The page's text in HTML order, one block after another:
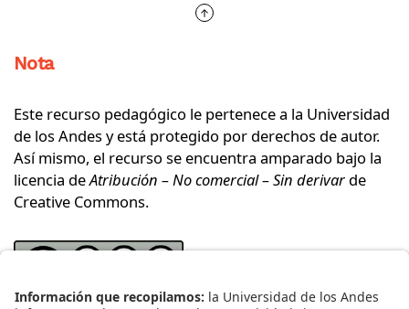
Nota
Este recurso pedagógico le pertenece a la Universidad
de los Andes y está protegido por derechos de autor.
Así mismo, el recurso se encuentra amparado bajo la
licencia deAtribución – No comercial – Sin derivar de
Creative Commons.